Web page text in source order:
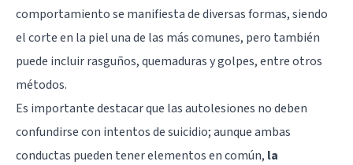
comportamiento se manifiesta de diversas formas, siendo
el corte en la piel una de las más comunes, pero también
puede incluir rasguños, quemaduras y golpes, entre otros
métodos.
Es importante destacar que las autolesiones no deben
confundirse con intentos de suicidio; aunque ambas
conductas pueden tener elementos en común, la